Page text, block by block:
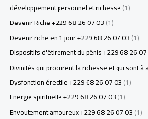
développement personnel et richesse(1)
Devenir Riche +229 68 26 07 03(1)
Devenir riche en 1 jour +229 68 26 07 03(1)
Dispositifs d'étirement du pénis +229 68 26
Divinités qui procurent la richesse et qui sont à
Dysfonction érectile +229 68 26 07 03(1)
Energie spirituelle +229 68 26 07 03(1)
Envoutement amoureux +229 68 26 07 03(1)